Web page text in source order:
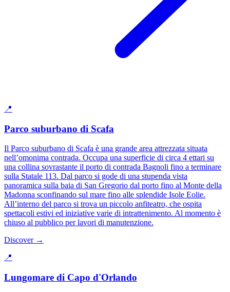
📍
Parco suburbano di Scafa
Il Parco suburbano di Scafa è una grande area attrezzata situata
nell’omonima contrada. Occupa una superficie di circa 4 ettari su
una collina sovrastante il porto di contrada Bagnoli fino a terminare
sulla Statale 113. Dal parco si gode di una stupenda vista
panoramica sulla baia di San Gregorio dal porto fino al Monte della
Madonna sconfinando sul mare fino alle splendide Isole Eolie.
All’interno del parco si trova un piccolo anfiteatro, che ospita
spettacoli estivi ed iniziative varie di intrattenimento. Al momento è
chiuso al pubblico per lavori di manutenzione.
Discover →
📍
Lungomare di Capo d'Orlando